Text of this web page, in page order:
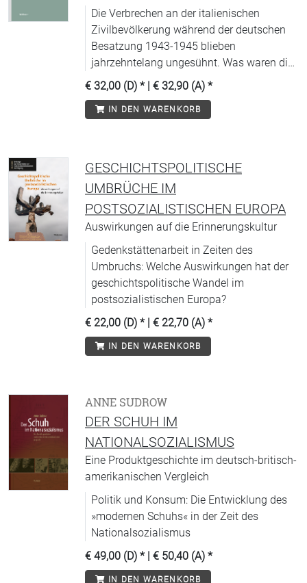
Die Verbrechen an der italienischen
Zivilbevölkerung während der deutschen
Besatzung 1943-1945 blieben
jahrzehntelang ungesühnt. Was waren die
Gründe für die langwierige juristische
Aufarbeitung?
€ 32,00 (D) * | € 32,90 (A) *
IN DEN WARENKORB
GESCHICHTSPOLITISCHE
UMBRÜCHE IM
POSTSOZIALISTISCHEN EUROPA
Auswirkungen auf die Erinnerungskultur
Gedenkstättenarbeit in Zeiten des
Umbruchs: Welche Auswirkungen hat der
geschichtspolitische Wandel im
postsozialistischen Europa?
€ 22,00 (D) * | € 22,70 (A) *
IN DEN WARENKORB
ANNE SUDROW
DER SCHUH IM
NATIONALSOZIALISMUS
Eine Produktgeschichte im deutsch-britisch-
amerikanischen Vergleich
Politik und Konsum: Die Entwicklung des
»modernen Schuhs« in der Zeit des
Nationalsozialismus
€ 49,00 (D) * | € 50,40 (A) *
IN DEN WARENKORB